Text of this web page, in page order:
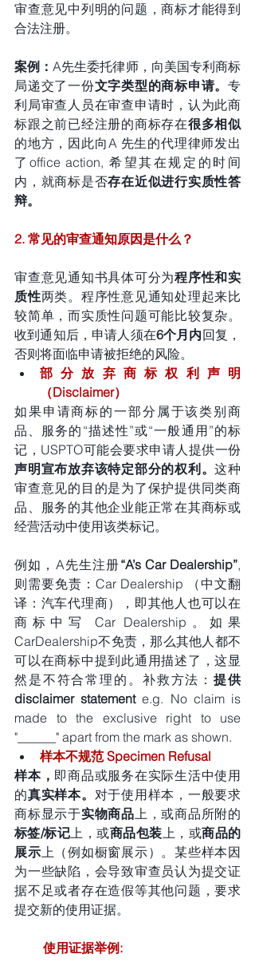
审查意见中列明的问题，商标才能得到
合法注册。
案例：A先生委托律师，向美国专利商标
局递交了一份文字类型的商标申请。 专
利局审查人员在审查申请时，认为此商
标跟之前已经注册的商标存在很多相似
的地方，因此向A 先生的代理律师发出
了office action, 希望其在规定的时间
内，就商标是否存在近似进行实质性答
辩。
2. 常见的审查通知原因是什么？
审查意见通知书具体可分为程序性和实
质性两类。程序性意见通知处理起来比
较简单，而实质性问题可能比较复杂。
收到通知后，申请人须在6个月内回复，
否则将面临申请被拒绝的风险。
部分放弃商标权利声明
（Disclaimer）
如果申请商标的一部分属于该类别商
品、服务的“描述性”或“一般通用”的标
记，USPTO可能会要求申请人提供一份
声明宣布放弃该特定部分的权利。这种
审查意见的目的是为了保护提供同类商
品、服务的其他企业能正常在其商标或
经营活动中使用该类标记。
例如，A先生注册“A’s Car Dealership”,
则需要免责：Car Dealership （中文翻
译：汽车代理商），即其他人也可以在
商标中写 Car Dealership。如果
CarDealership不免责，那么其他人都不
可以在商标中提到此通用描述了，这显
然是不符合常理的。补救方法：提供
disclaimer statement e.g. No claim is
made to the exclusive right to use
"______" apart from the mark as shown.
样本不规范 Specimen Refusal​​
样本， 即商品或服务在实际生活中使用
的真实样本。 对于使用样本，一般要求
商标显示于实物商品上，或商品所附的
标签/标记上，或商品包装上，或商品的
展示上（例如橱窗展示）。某些样本因
为一些缺陷，会导致审查员认为提交证
据不足或者存在造假等其他问题，要求
提交新的使用证据。
使用证据举例: